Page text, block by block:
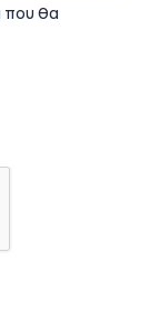
που θα